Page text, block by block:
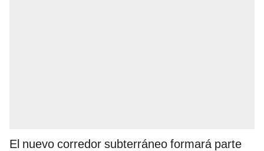
El nuevo corredor subterráneo formará parte